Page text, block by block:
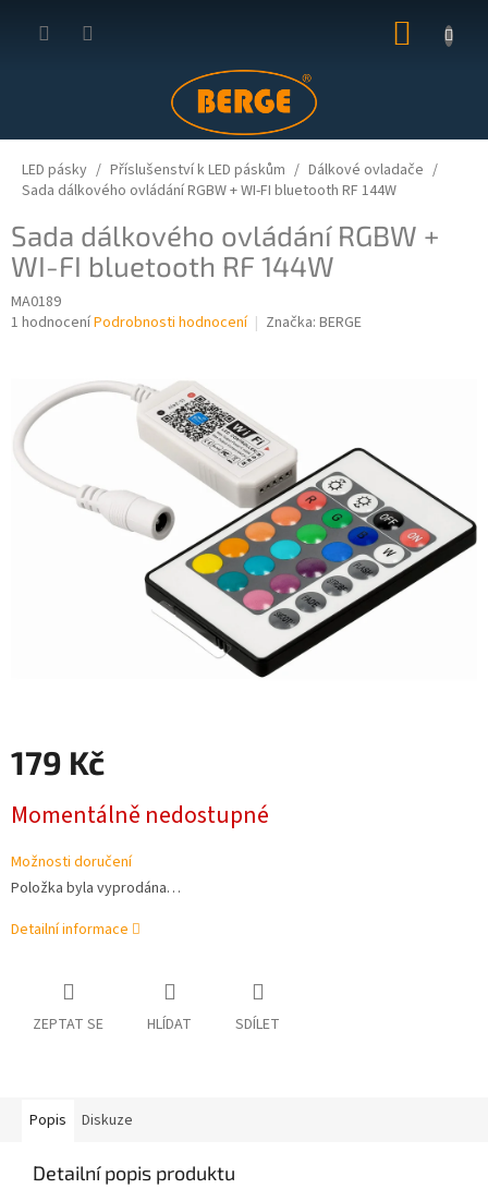
KOŠÍK
LED pásky Příslušenství k LED páskům
Dálkové ovladače
Sada dálkového ovládání RGBW + WI-FI bluetooth RF 144W
Sada dálkového ovládání RGBW +
WI-FI bluetooth RF 144W
MA0189
Průměrné
hvězdiček.
1 hodnoceníPodrobnosti hodnocení Značka: BERGE
179 Kč
cena:
Momentálně nedostupné
Možnosti doručení
Položka byla vyprodána…
Detailní informace
ZEPTAT SE HLÍDAT SDÍLET
Popis Diskuze
Detailní popis produktu